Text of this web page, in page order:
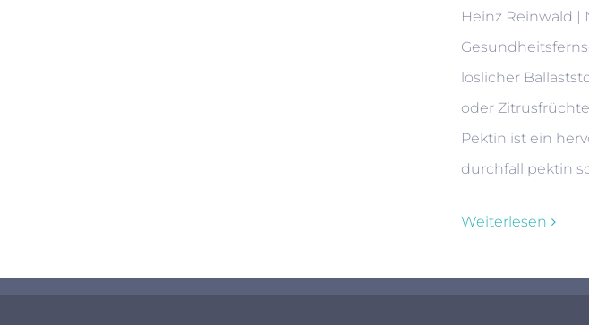
Heinz Reinwald |
löslicher
oder
Pektin ist ein
durchfall pektin
Weiterlesen